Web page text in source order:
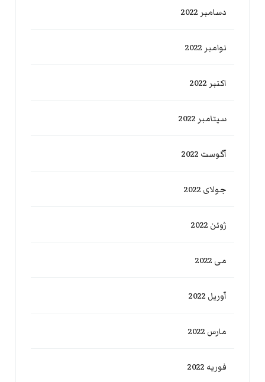
دسامبر 2022
نوامبر 2022
اکتبر 2022
سپتامبر 2022
آگوست 2022
جولای 2022
ژوئن 2022
می 2022
آوریل 2022
مارس 2022
فوریه 2022